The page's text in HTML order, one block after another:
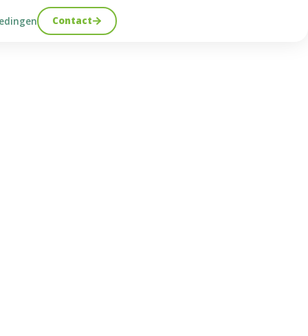
Contact